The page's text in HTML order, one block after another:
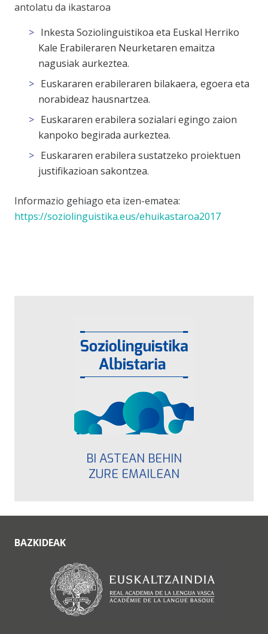
antolatu da ikastaroa
Inkesta Soziolinguistikoa eta Euskal Herriko
Kale Erabileraren Neurketaren emaitza
nagusiak aurkeztea.
Euskararen erabileraren bilakaera, egoera eta
norabideaz hausnartzea.
Euskararen erabilera sozialari egingo zaion
kanpoko begirada aurkeztea.
Euskararen erabilera sustatzeko proiektuen
justifikazioan sakontzea.
Informazio gehiago eta izen-ematea:
https://soziolinguistika.eus/ehuikastaroa2017
BI ASTEAN BEHIN
ZURE EMAILEAN
BAZKIDEAK